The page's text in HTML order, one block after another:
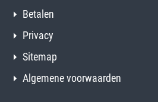
Betalen
Privacy
Sitemap
Algemene voorwaarden